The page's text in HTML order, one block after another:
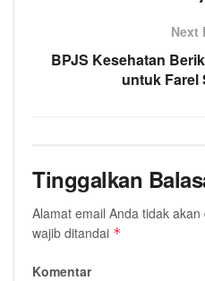
Next
BPJS Kesehatan
untuk Farel
Tinggalkan
Alamat email Anda tidak akan
wajib ditandai *
Komentar